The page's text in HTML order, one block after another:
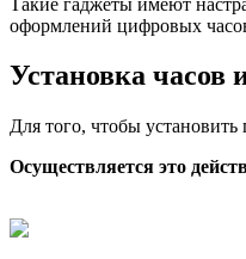
оформлений цифровых
Установка часов
Для того, чтобы установить
Осуществляется это